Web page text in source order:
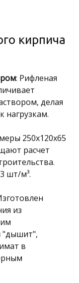
кирпича
: Рифленая
делая
нагрузкам.
250х120х65
расчет
шт/м³.
из
"дышит",
в